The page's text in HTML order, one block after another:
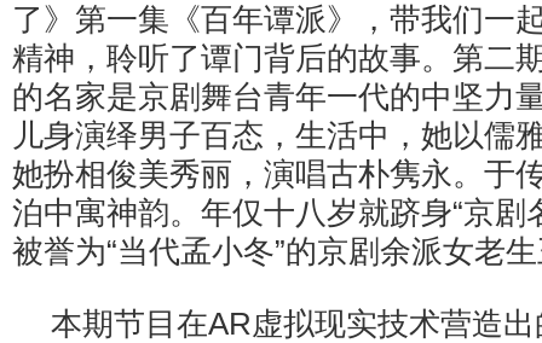
了》第一集《百年谭派》，带我们一
精神，聆听了谭门背后的故事。第二
的名家是京剧舞台青年一代的中坚力
儿身演绎男子百态，生活中，她以儒
她扮相俊美秀丽，演唱古朴隽永。于
泊中寓神韵。年仅十八岁就跻身“京剧
被誉为“当代孟小冬”的京剧余派女老
本期节目在AR虚拟现实技术营造